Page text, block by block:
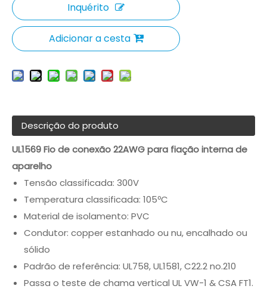
Inquérito
Adicionar a cesta
Descrição do produto
UL1569 Fio de conexão 22AWG para fiação interna de
aparelho
Tensão classificada: 300V
Temperatura classificada: 105ºC
Material de isolamento: PVC
Condutor: copper estanhado ou nu, encalhado ou
sólido
Padrão de referência: UL758, UL1581, C22.2 no.210
Passa o teste de chama vertical UL VW-1 & CSA FT1.